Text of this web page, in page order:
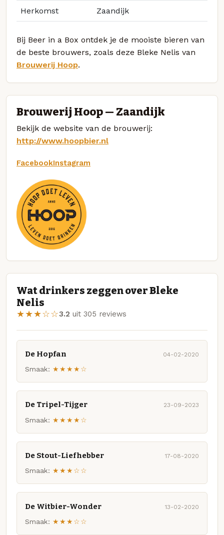
Herkomst Zaandijk
Bij Beer in a Box ontdek je de mooiste bieren van
de beste brouwers, zoals deze Bleke Nelis van
Brouwerij Hoop.
Brouwerij Hoop — Zaandijk
Bekijk de website van de brouwerij:
http://www.hoopbier.nl
FacebookInstagram
Wat drinkers zeggen over Bleke
Nelis
★★★☆☆3.2 uit 305 reviews
De Hopfan 04-02-2020
Smaak: ★★★★☆
De Tripel-Tijger 23-09-2023
Smaak: ★★★★☆
De Stout-Liefhebber 17-08-2020
Smaak: ★★★☆☆
De Witbier-Wonder 13-02-2020
Smaak: ★★★☆☆